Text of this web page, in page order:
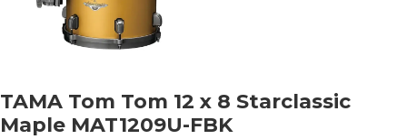
TAMA Tom Tom 12 x 8 Starclassic
Maple MAT1209U-FBK